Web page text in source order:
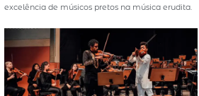
excelência de músicos pretos na música erudita.